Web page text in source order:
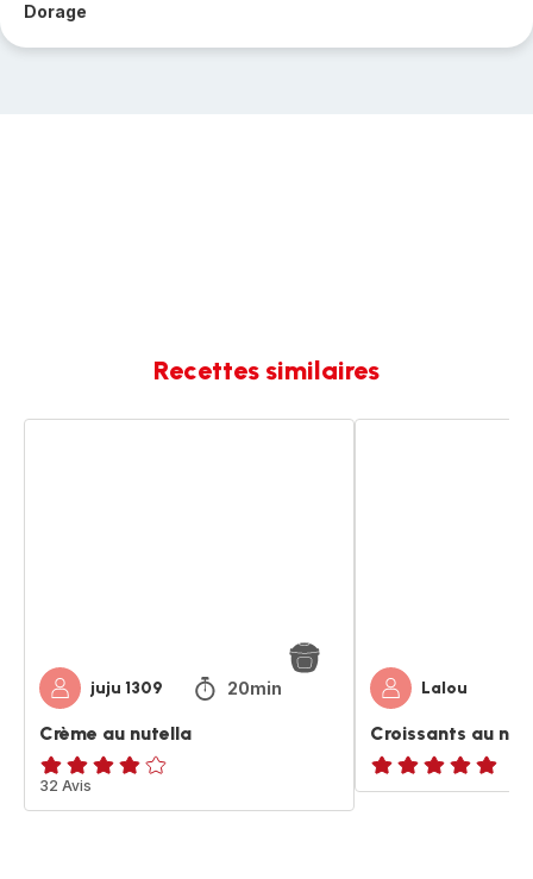
Dorage
Recettes similaires
juju 1309 20min
Crème au nutella
ratings.3.8
32 Avis
Lalou
Croissants au
ratings.NaN